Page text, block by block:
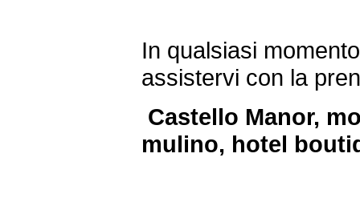
In qualsiasi
assistervi con la
Castello Manor,
mulino, hotel